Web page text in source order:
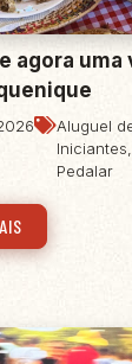
agora
Aluguel
Iniciantes,
Pedalar